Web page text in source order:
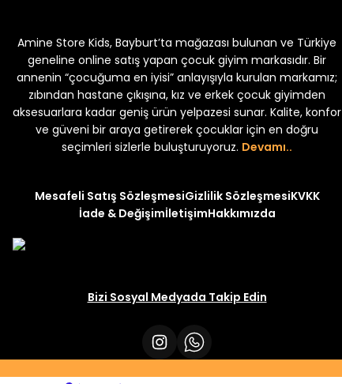
Yeni
₺ 500 ₺ 350
2'li Şortlu Takım
Amine Store Kids, Bayburt’ta mağazası bulunan ve Türkiye
geneline online satış yapan çocuk giyim markasıdır. Bir
annenin “çocuğuma en iyisi” anlayışıyla kurulan markamız;
zıbından hastane çıkışına, kız ve erkek çocuk giyimden
aksesuarlara kadar geniş ürün yelpazesi sunar. Kalite, konfor
ve güveni bir araya getirerek çocuklar için en doğru
seçimleri sizlerle buluşturuyoruz. Devamı..
Mesafeli Satış SözleşmesiGizlilik SözleşmesiKVKK
İade & DeğişimİletişimHakkımızda
Bizi Sosyal Medyada Takip Edin